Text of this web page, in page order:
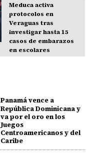
Meduca activa
protocolos en
Veraguas tras
investigar hasta 15
casos de embarazos
en escolares
Panamá vence a
República Dominicana y
va por el oro en los
Juegos
Centroamericanos y del
Caribe